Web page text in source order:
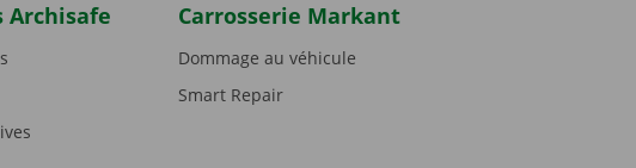
Archisafe Carrosserie Markant
Dommage au véhicule
Smart Repair